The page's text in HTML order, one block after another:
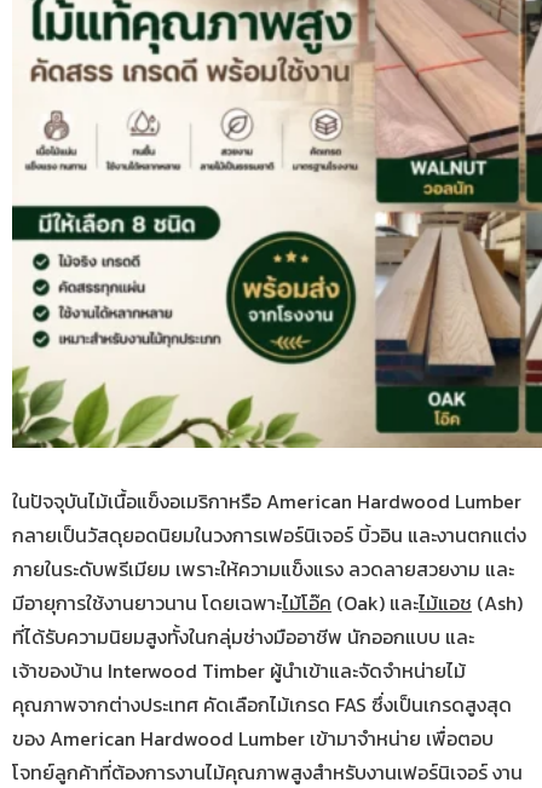
ในปัจจุบันไม้เนื้อแข็งอเมริกาหรือ American Hardwood Lumber
กลายเป็นวัสดุยอดนิยมในวงการเฟอร์นิเจอร์ บิ้วอิน และงานตกแต่ง
ภายในระดับพรีเมียม เพราะให้ความแข็งแรง ลวดลายสวยงาม และ
มีอายุการใช้งานยาวนาน โดยเฉพาะไม้โอ๊ค (Oak) และไม้แอช (Ash)
ที่ได้รับความนิยมสูงทั้งในกลุ่มช่างมืออาชีพ นักออกแบบ และ
เจ้าของบ้าน Interwood Timber ผู้นำเข้าและจัดจำหน่ายไม้
คุณภาพจากต่างประเทศ คัดเลือกไม้เกรด FAS ซึ่งเป็นเกรดสูงสุด
ของ American Hardwood Lumber เข้ามาจำหน่าย เพื่อตอบ
โจทย์ลูกค้าที่ต้องการงานไม้คุณภาพสูงสำหรับงานเฟอร์นิเจอร์ งาน